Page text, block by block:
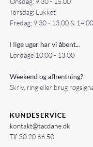
Torsdag: Lukket
Fredag: 9.30 - 13.00 &
I lige uger har vi åbent...
Lørdage 10.00 - 13.00
Weekend og afhentning?
Skriv, ring eller brug
KUNDESERVICE
kontakt@tacdane.dk
Tlf 30 20 66 50